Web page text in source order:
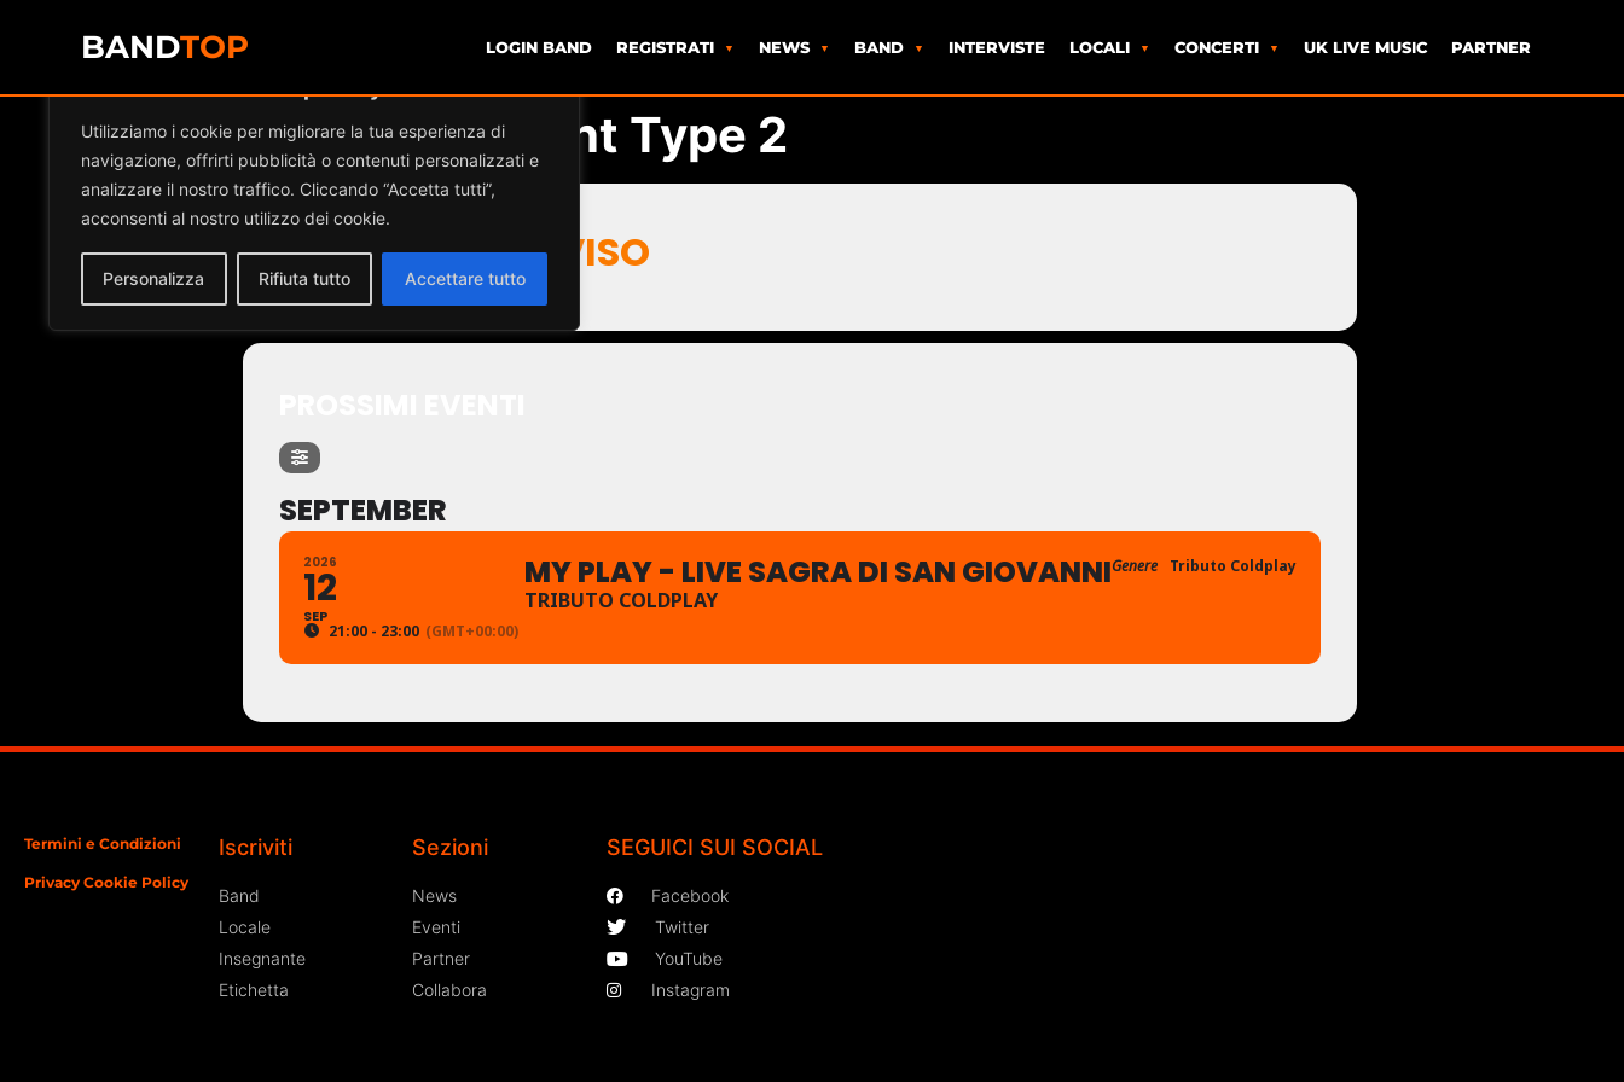
Utilizziamo i cookie per migliorare la tua esperienza di
navigazione, offrirti pubblicità o contenuti personalizzati e
analizzare il nostro traffico. Cliccando “Accetta tutti”,
acconsenti al nostro utilizzo dei cookie.
Personalizza Rifiuta tutto Accettare tutto
BANDTOP LOGIN BAND REGISTRATI NEWS BAND INTERVISTE LOCALI CONCERTI UK LIVE MUSIC PARTNER
Events by Event Type 2
CONCERTI TREVISO
SEPTEMBER
2026
12
SEP
21:00 - 23:00 (GMT+00:00)
MY PLAY - LIVE SAGRA DI SAN GIOVANNI
TRIBUTO COLDPLAY
Genere Tributo Coldplay
Termini e Condizioni
Privacy Cookie Policy
Iscriviti
Band
Locale
Insegnante
Etichetta
Sezioni
News
Eventi
Partner
Collabora
SEGUICI SUI SOCIAL
Facebook
Twitter
YouTube
Instagram